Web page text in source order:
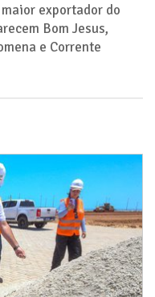
exportador do
Bom Jesus,
e Corrente